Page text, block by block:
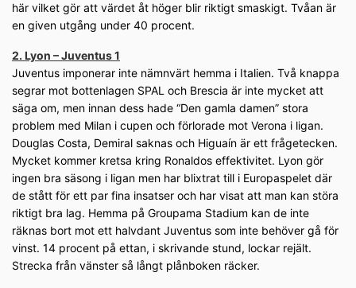
här vilket gör att värdet åt höger blir riktigt smaskigt. Tvåan är
en given utgång under 40 procent.
2. Lyon – Juventus 1
Juventus imponerar inte nämnvärt hemma i Italien. Två knappa
segrar mot bottenlagen SPAL och Brescia är inte mycket att
säga om, men innan dess hade “Den gamla damen” stora
problem med Milan i cupen och förlorade mot Verona i ligan.
Douglas Costa, Demiral saknas och Higuaín är ett frågetecken.
Mycket kommer kretsa kring Ronaldos effektivitet. Lyon gör
ingen bra säsong i ligan men har blixtrat till i Europaspelet där
de stått för ett par fina insatser och har visat att man kan störa
riktigt bra lag. Hemma på Groupama Stadium kan de inte
räknas bort mot ett halvdant Juventus som inte behöver gå för
vinst. 14 procent på ettan, i skrivande stund, lockar rejält.
Strecka från vänster så långt plånboken räcker.